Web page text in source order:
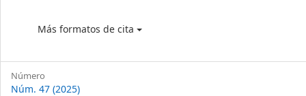
Más formatos de cita
Número
Núm. 47 (2025)